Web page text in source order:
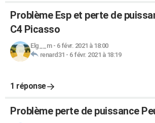
Problème Esp et perte de
C4 Picasso
Elg__m- 6 févr. 2021 à 18:00
renard31 - 6 févr. 2021 à 18:19
1 réponse
Problème perte de puissance